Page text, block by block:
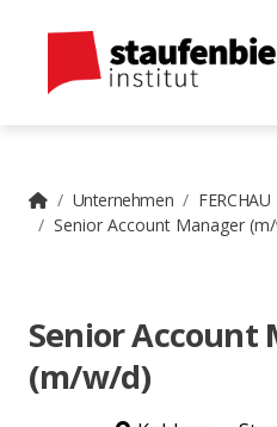
Unternehmen FERCHAU
Senior Account Manager
Senior Account
(m/w/d)